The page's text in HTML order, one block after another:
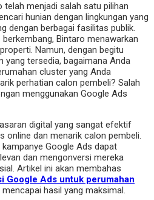
telah menjadi salah satu pilihan
hunian dengan lingkungan yang
dengan berbagai fasilitas publik.
Bintaro menawarkan
Namun, dengan begitu
yang tersedia, bagaimana Anda
cluster yang Anda
perhatian calon pembeli? Salah
menggunakan Google Ads
digital yang sangat efektif
online dan menarik calon pembeli.
Google Ads dapat
dan mengonversi mereka
Artikel ini akan membahas
Google Ads untuk perumahan
hasil yang maksimal.